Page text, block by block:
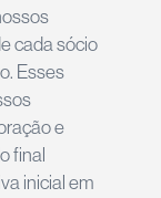
cada sócio
Esses
e
final
inicial em